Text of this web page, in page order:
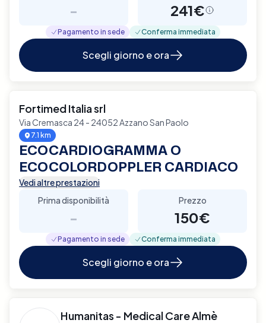
- 241€
Pagamento in sede Conferma immediata
Scegli giorno e ora
Fortimed Italia srl
Via Cremasca 24 - 24052 Azzano San Paolo
7.1 km
ECOCARDIOGRAMMA O
ECOCOLORDOPPLER CARDIACO
Vedi altre prestazioni
Prima disponibilità
-
Prezzo
150€
Pagamento in sede Conferma immediata
Scegli giorno e ora
Humanitas - Medical Care Almè